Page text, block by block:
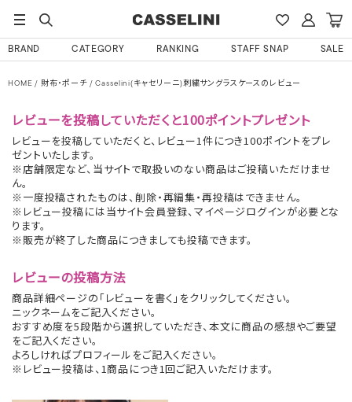
BRAND CATEGORY RANKING STAFF SNAP SALE
HOME 財布・ポーチ Casselini(キャセリーニ)刺繍サングラスケースのレビュー
レビューを投稿していただくと100ポイントプレゼント
レビューを投稿していただくと、レビュー1件につき100ポイントをプレ
ゼントいたします。
※店舗限定など、当サイトで取扱いのない商品はご投稿いただけませ
ん。
※一度投稿されたものは、削除・再編集・再投稿はできません。
※レビュー投稿には当サイト会員登録、マイページログインが必要とな
ります。
※販売が終了した商品につきましても投稿できます。
レビューの投稿方法
商品詳細ページの「レビューを書く」をクリックしてください。
ニックネームをご記入ください。
おすすめ度を5段階から選択していただき、本文に商品の感想やご要望
をご記入ください。
よろしければプロフィールをご記入ください。
※レビュー投稿は、1商品につき1回ご記入いただけます。